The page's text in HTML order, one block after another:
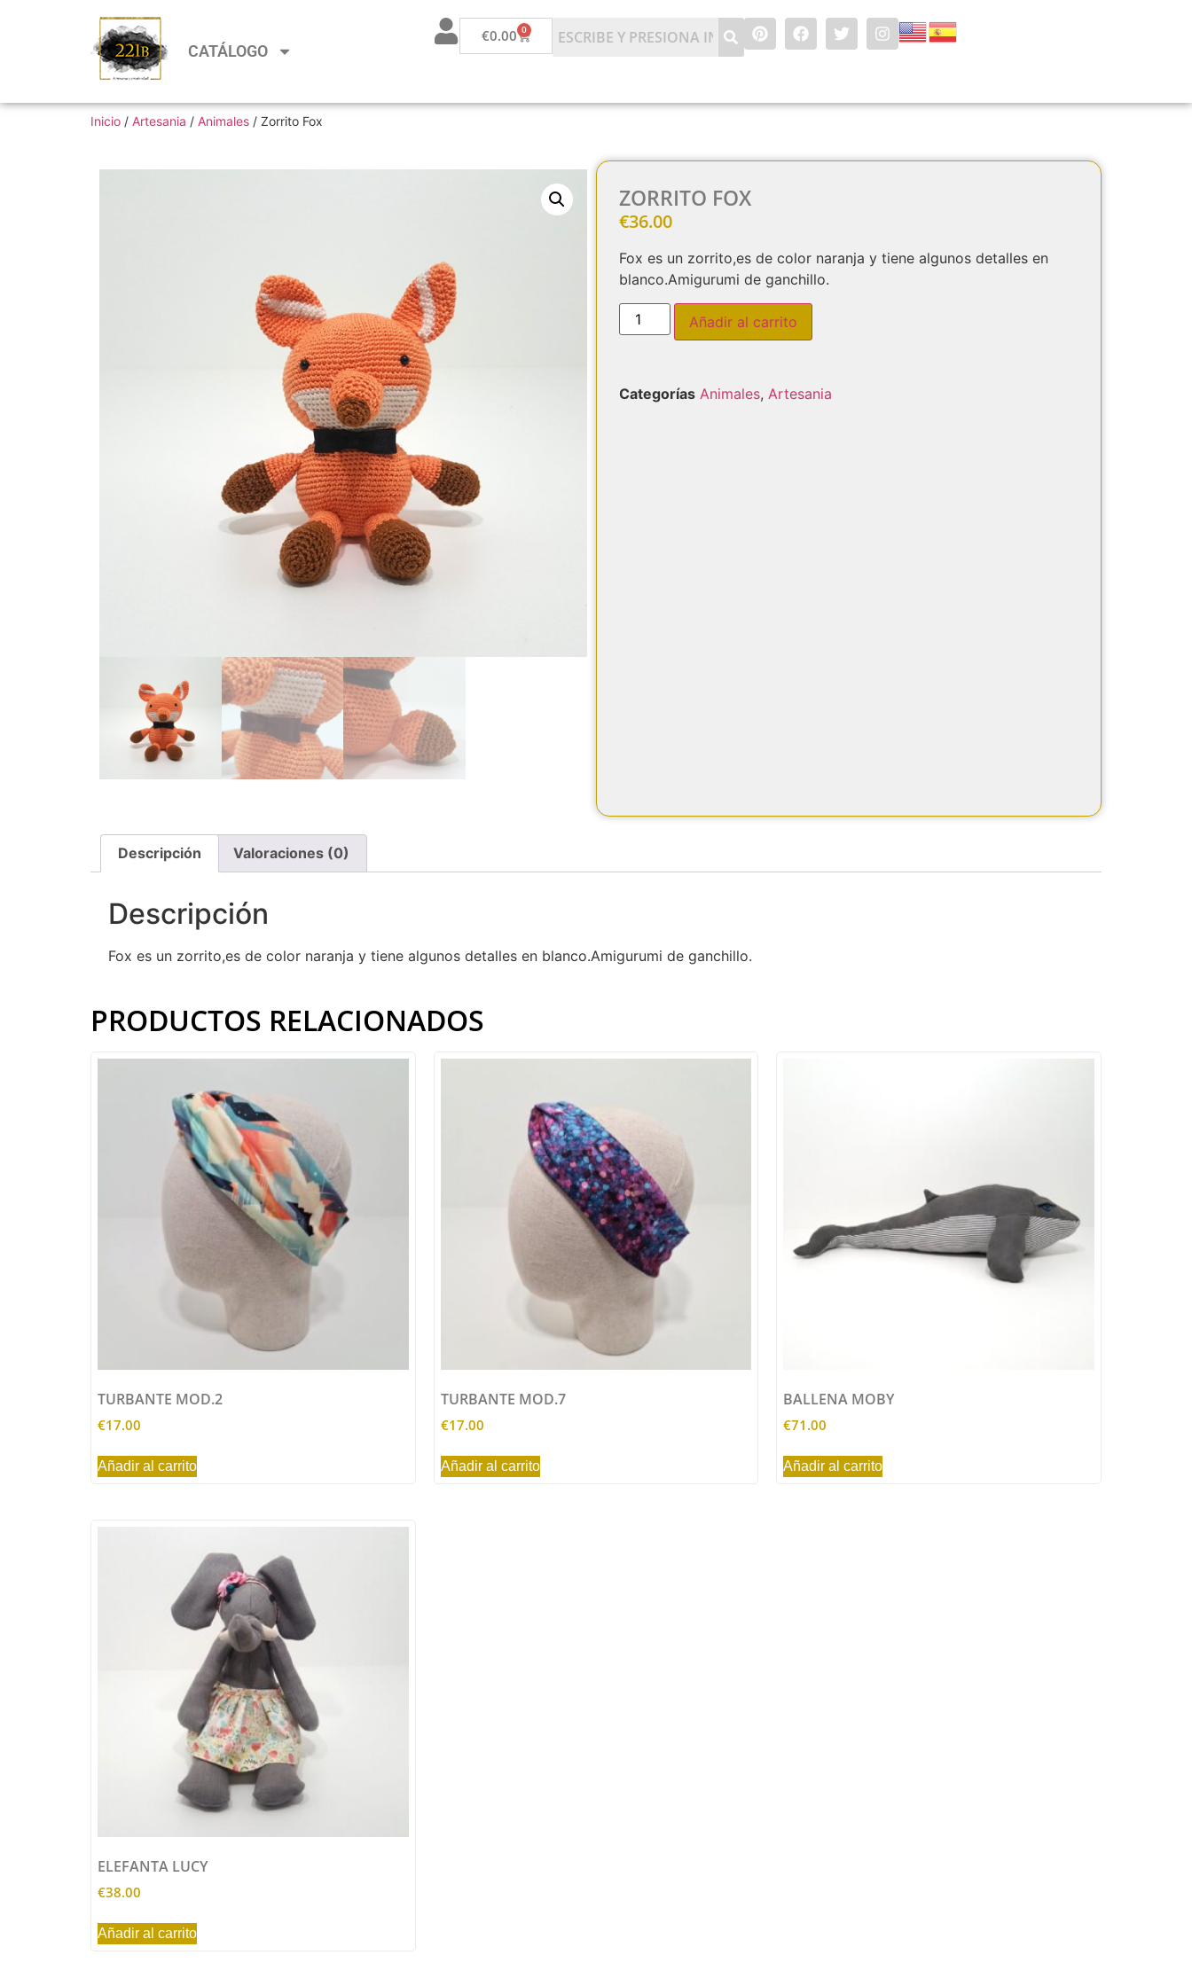
CATÁLOGO
€0.00 0
Inicio / Artesania / Animales / Zorrito Fox
ZORRITO FOX
€36.00
Fox es un zorrito,es de color naranja y tiene algunos detalles en
blanco.Amigurumi de ganchillo.
Añadir al carrito
Categorías Animales, Artesania
Descripción Valoraciones (0)
Descripción
Fox es un zorrito,es de color naranja y tiene algunos detalles en blanco.Amigurumi de ganchillo.
PRODUCTOS RELACIONADOS
TURBANTE MOD.2
€17.00
Añadir al carrito
TURBANTE MOD.7
€17.00
Añadir al carrito
BALLENA MOBY
€71.00
Añadir al carrito
ELEFANTA LUCY
€38.00
Añadir al carrito